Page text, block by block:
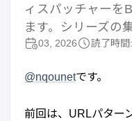
ィスパッチャーを
ます。シリーズの
03, 2026 読了時
@nqounetです。
前回は、URLパター